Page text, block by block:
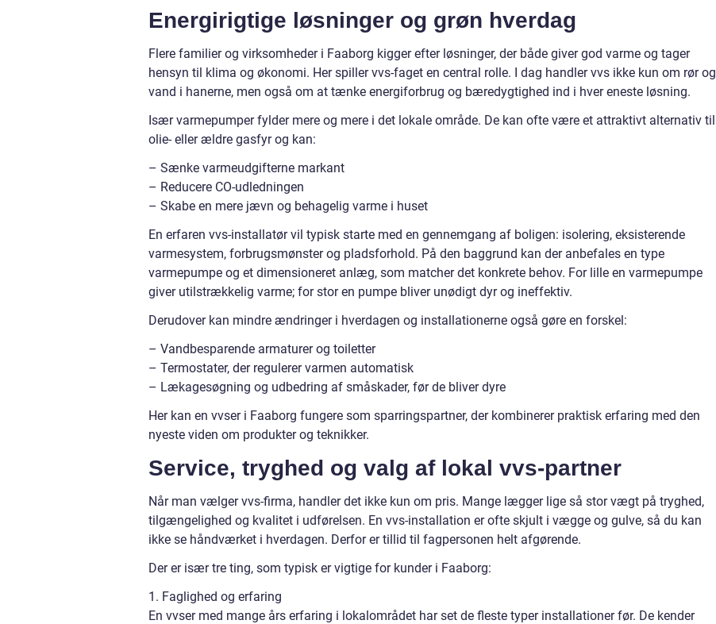
Energirigtige løsninger og grøn hverdag
Flere familier og virksomheder i Faaborg kigger efter løsninger, der både giver god varme og tager
hensyn til klima og økonomi. Her spiller vvs-faget en central rolle. I dag handler vvs ikke kun om rør og
vand i hanerne, men også om at tænke energiforbrug og bæredygtighed ind i hver eneste løsning.
Især varmepumper fylder mere og mere i det lokale område. De kan ofte være et attraktivt alternativ til
olie- eller ældre gasfyr og kan:
– Sænke varmeudgifterne markant
– Reducere CO-udledningen
– Skabe en mere jævn og behagelig varme i huset
En erfaren vvs-installatør vil typisk starte med en gennemgang af boligen: isolering, eksisterende
varmesystem, forbrugsmønster og pladsforhold. På den baggrund kan der anbefales en type
varmepumpe og et dimensioneret anlæg, som matcher det konkrete behov. For lille en varmepumpe
giver utilstrækkelig varme; for stor en pumpe bliver unødigt dyr og ineffektiv.
Derudover kan mindre ændringer i hverdagen og installationerne også gøre en forskel:
– Vandbesparende armaturer og toiletter
– Termostater, der regulerer varmen automatisk
– Lækagesøgning og udbedring af småskader, før de bliver dyre
Her kan en vvser i Faaborg fungere som sparringspartner, der kombinerer praktisk erfaring med den
nyeste viden om produkter og teknikker.
Service, tryghed og valg af lokal vvs-partner
Når man vælger vvs-firma, handler det ikke kun om pris. Mange lægger lige så stor vægt på tryghed,
tilgængelighed og kvalitet i udførelsen. En vvs-installation er ofte skjult i vægge og gulve, så du kan
ikke se håndværket i hverdagen. Derfor er tillid til fagpersonen helt afgørende.
Der er især tre ting, som typisk er vigtige for kunder i Faaborg:
1. Faglighed og erfaring
En vvser med mange års erfaring i lokalområdet har set de fleste typer installationer før. De kender